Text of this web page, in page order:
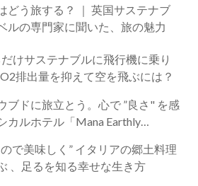
する？ ｜ 英国サステナブ
ルの専門家に聞いた、旅の魅力
けサステナブルに飛行機に乗り
排出量を抑えて空を飛ぶには？
ブドに旅立とう。心で ”良さ" を感
カルホテル「Mana Earthly
で美味しく” イタリアの郷土料理
、足るを知る幸せな生き方